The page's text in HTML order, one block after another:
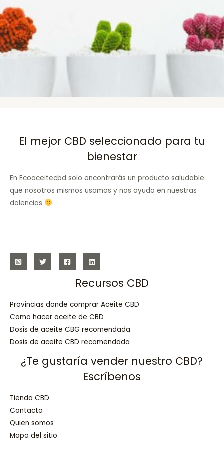
El mejor CBD seleccionado para tu
bienestar
En Ecoaceitecbd solo encontrarás un producto saludable
que nosotros mismos usamos y nos ayuda en nuestras
dolencias
Recursos CBD
Provincias donde comprar Aceite CBD
Como hacer aceite de CBD
Dosis de aceite CBG recomendada
Dosis de aceite CBD recomendada
¿Te gustaría vender nuestro CBD?
Escríbenos
Tienda CBD
Contacto
Quien somos
Mapa del sitio